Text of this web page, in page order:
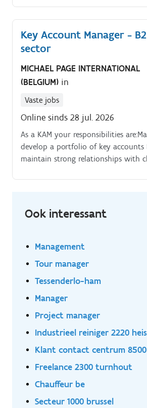
Key Account Manager -
sector
MICHAEL PAGE INTERNATIONAL
(BELGIUM) in
Vaste jobs
Online sinds 28 jul. 2026
As a KAM your responsibilities
develop a portfolio of key accounts
maintain strong relationships with
Ook interessant
Management
Tour manager
Tessenderlo-ham
Manager
Project manager
Industrieel reiniger 2220
Klant contact centrum
Freelance 2300 turnhout
Chauffeur be
Secteur 1000 brussel